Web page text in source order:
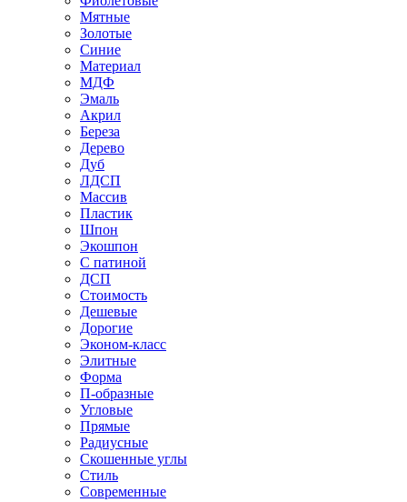
Мятные
Золотые
Синие
Материал
МДФ
Эмаль
Акрил
Береза
Дерево
Дуб
ЛДСП
Массив
Пластик
Шпон
Экошпон
С патиной
ДСП
Стоимость
Дешевые
Дорогие
Эконом-класс
Элитные
Форма
П-образные
Угловые
Прямые
Радиусные
Скошенные углы
Стиль
Современные